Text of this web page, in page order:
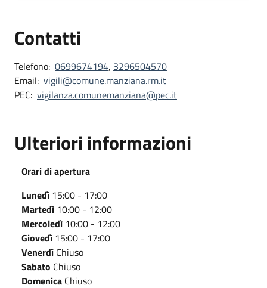
Contatti
Telefono: 0699674194, 3296504570
Email: vigili@comune.manziana.rm.it
PEC: vigilanza.comunemanziana@pec.it
Ulteriori informazioni
Orari di apertura
Lunedì 15:00 - 17:00
Martedì 10:00 - 12:00
Mercoledì 10:00 - 12:00
Giovedì 15:00 - 17:00
Venerdì Chiuso
Sabato Chiuso
Domenica Chiuso